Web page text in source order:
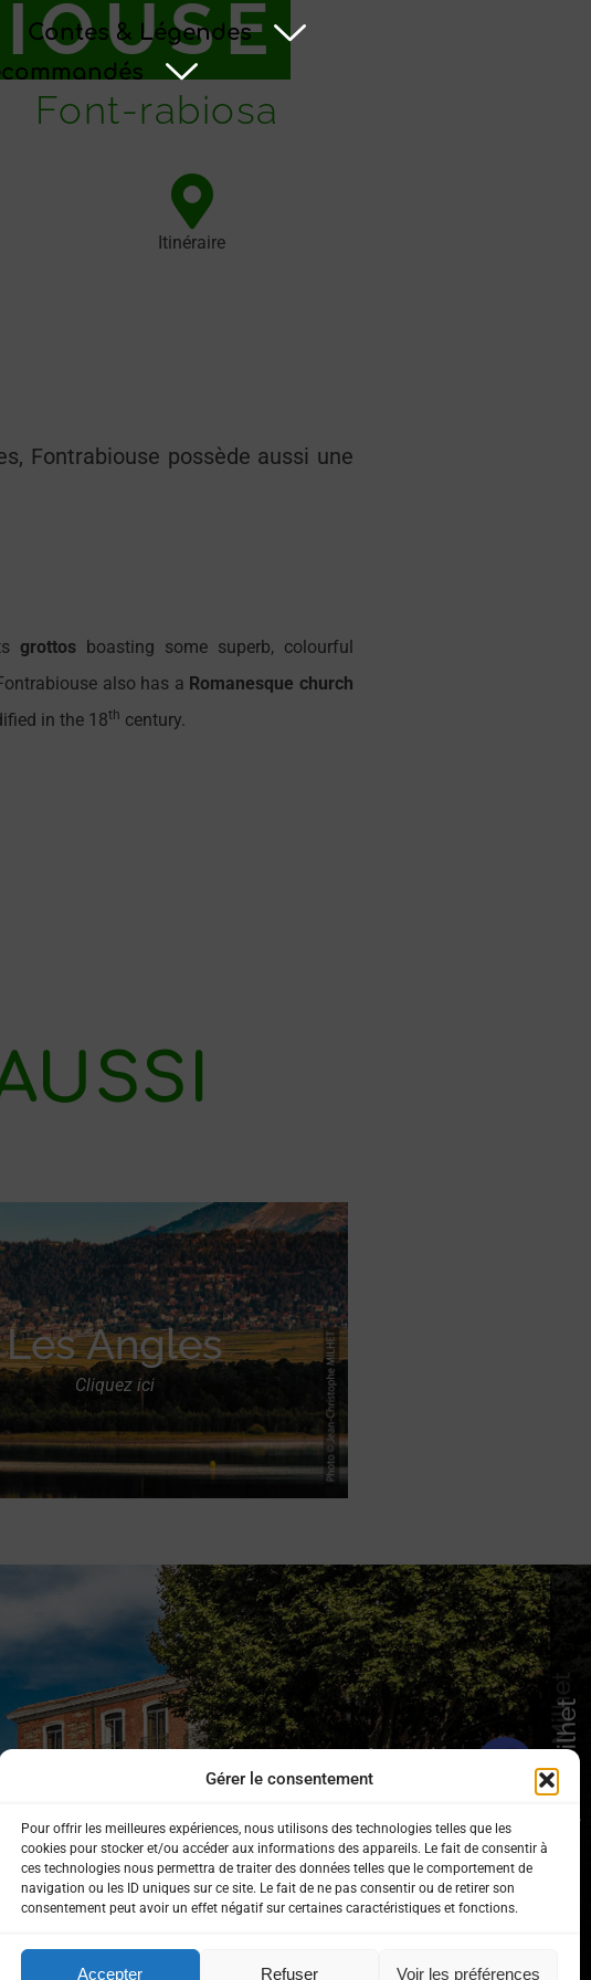
Gérer le consentement
Pour offrir les meilleures expériences, nous utilisons des technologies telles que les
cookies pour stocker et/ou accéder aux informations des appareils. Le fait de consentir à
ces technologies nous permettra de traiter des données telles que le comportement de
navigation ou les ID uniques sur ce site. Le fait de ne pas consentir ou de retirer son
consentement peut avoir un effet négatif sur certaines caractéristiques et fonctions.
Accepter Refuser Voir les préférences
Contes & Légendes
Font-rabiosa
Itinéraire
Fontrabiouse possède aussi une
grottos boasting some superb, colourful
also has a Romanesque church
in the 18th century.
Les Angles
Cliquez ici
nous sur les réseaux sociaux !